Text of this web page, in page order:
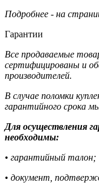
Подробнее - на
Гарантии
Все продаваемые
сертифицированы и
производителей.
В случае поломки
гарантийного срока
Для осуществления
необходимы:
• гарантийный талон;
• документ,